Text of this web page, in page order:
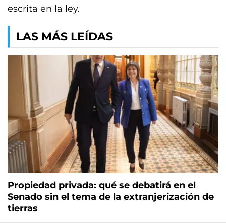
escrita en la ley.
LAS MÁS LEÍDAS
Propiedad privada: qué se debatirá en el
Senado sin el tema de la extranjerización de
tierras